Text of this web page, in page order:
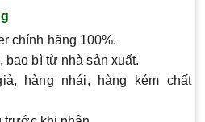
chính hãng 100%.
bao bì từ nhà sản xuất.
hàng nhái, hàng kém chất